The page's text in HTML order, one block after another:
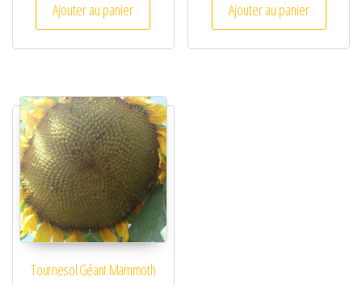
Ajouter au panier Ajouter au panier
Tournesol Géant Mammoth